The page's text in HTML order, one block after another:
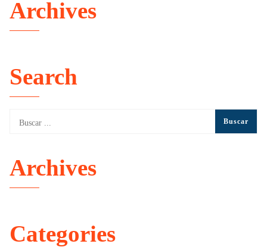
Archives
Search
Archives
Categories